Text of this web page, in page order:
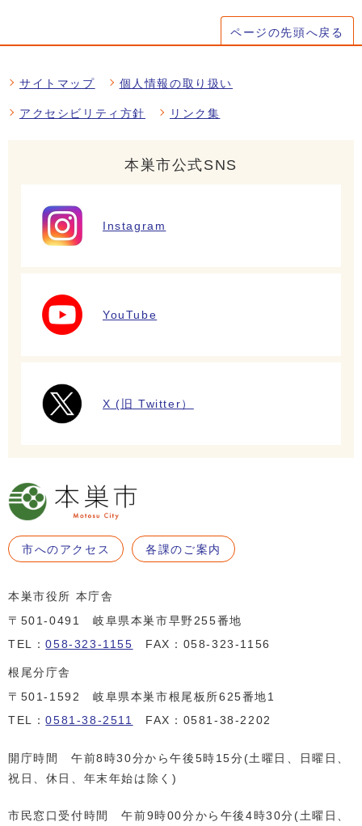
ページの先頭へ戻る
サイトマップ 個人情報の取り扱い
アクセシビリティ方針 リンク集
本巣市公式SNS
Instagram
YouTube
X (旧 Twitter）
市へのアクセス 各課のご案内
本巣市役所 本庁舎
〒501-0491 岐阜県本巣市早野255番地
TEL：058-323-1155 FAX：058-323-1156
根尾分庁舎
〒501-1592 岐阜県本巣市根尾板所625番地1
TEL：0581-38-2511 FAX：0581-38-2202
開庁時間 午前8時30分から午後5時15分(土曜日、日曜日、
祝日、休日、年末年始は除く)
市民窓口受付時間 午前9時00分から午後4時30分(土曜日、